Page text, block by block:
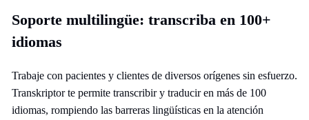
Soporte multilingüe: transcriba en 100+
idiomas
Trabaje con pacientes y clientes de diversos orígenes sin esfuerzo.
Transkriptor te permite transcribir y traducir en más de 100
idiomas, rompiendo las barreras lingüísticas en la atención